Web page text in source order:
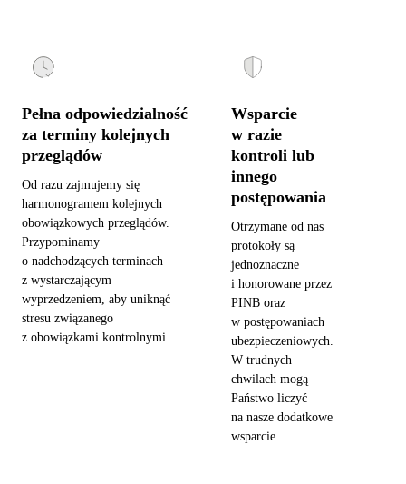
Pełna odpowiedzialność
za terminy kolejnych
przeglądów
Od razu zajmujemy się
harmonogramem kolejnych
obowiązkowych przeglądów.
Przypominamy
o nadchodzących terminach
z wystarczającym
wyprzedzeniem, aby uniknąć
stresu związanego
z obowiązkami kontrolnymi.
Wsparcie
w razie
kontroli lub
innego
postępowania
Otrzymane od nas
protokoły są
jednoznaczne
i honorowane przez
PINB oraz
w postępowaniach
ubezpieczeniowych.
W trudnych
chwilach mogą
Państwo liczyć
na nasze dodatkowe
wsparcie.